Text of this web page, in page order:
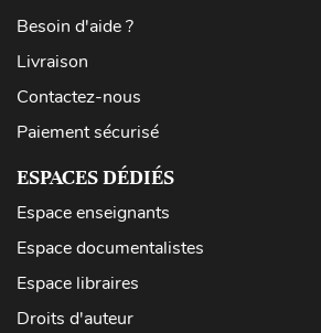
Besoin d'aide ?
Livraison
Contactez-nous
Paiement sécurisé
ESPACES DÉDIÉS
Espace enseignants
Espace documentalistes
Espace libraires
Droits d'auteur